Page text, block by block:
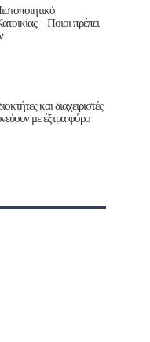
– Ποιοι πρέπει
και διαχειριστές
με έξτρα φόρο